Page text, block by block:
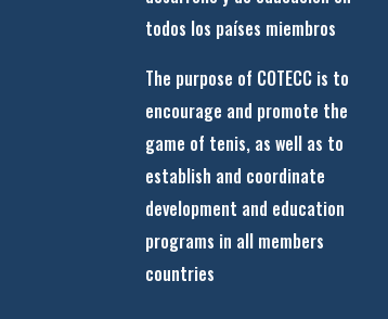
todos los países miembros
The purpose of COTECC is to
encourage and promote the
game of tenis, as well as to
establish and coordinate
development and education
programs in all members
countries